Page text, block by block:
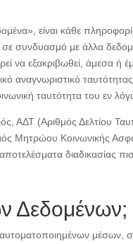
είναι κάθε
σε συνδυασμό με άλλα
να εξακριβωθεί, άμεσα ή
αναγνωριστικό
ταυτότητα του εν
ΑΔΤ (Αριθμός
Κοινωνικής
διαδικασίας
Δεδομένων;